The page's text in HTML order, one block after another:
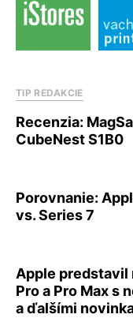
TIP REDAKCIE
Recenzia:
CubeNest S1B0
Porovnanie:
vs. Series 7
Apple predstavil
Pro a Pro Max s
a ďalšími